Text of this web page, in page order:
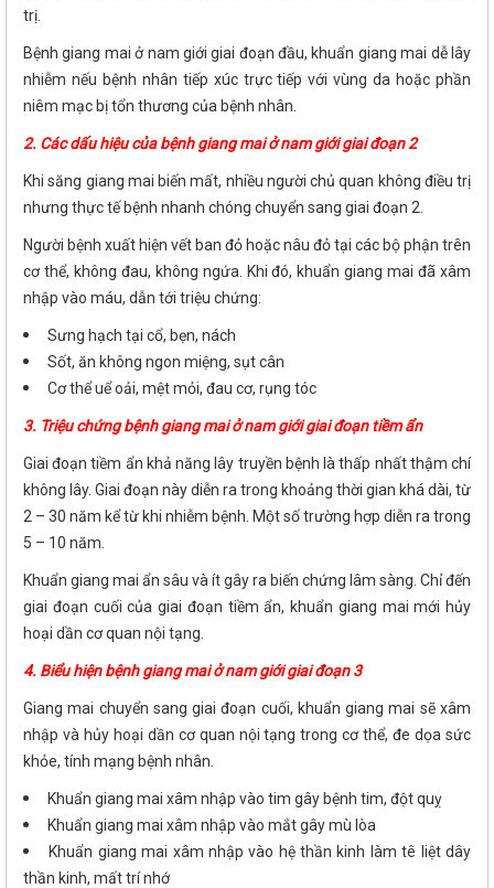
trị.
Bệnh giang mai ở nam giới giai đoạn đầu, khuẩn giang mai dễ lây
nhiễm nếu bệnh nhân tiếp xúc trực tiếp với vùng da hoặc phần
niêm mạc bị tổn thương của bệnh nhân.
2. Các dấu hiệu của bệnh giang mai ở nam giới giai đoạn 2
Khi săng giang mai biến mất, nhiều người chủ quan không điều trị
nhưng thực tế bệnh nhanh chóng chuyển sang giai đoạn 2.
Người bệnh xuất hiện vết ban đỏ hoặc nâu đỏ tại các bộ phận trên
cơ thể, không đau, không ngứa. Khi đó, khuẩn giang mai đã xâm
nhập vào máu, dẫn tới triệu chứng:
Sưng hạch tại cổ, bẹn, nách
Sốt, ăn không ngon miệng, sụt cân
Cơ thể uể oải, mệt mỏi, đau cơ, rụng tóc
3. Triệu chứng bệnh giang mai ở nam giới giai đoạn tiềm ẩn
Giai đoạn tiềm ẩn khả năng lây truyền bệnh là thấp nhất thậm chí
không lây. Giai đoạn này diễn ra trong khoảng thời gian khá dài, từ
2 – 30 năm kể từ khi nhiễm bệnh. Một số trường hợp diễn ra trong
5 – 10 năm.
Khuẩn giang mai ẩn sâu và ít gây ra biến chứng lâm sàng. Chỉ đến
giai đoạn cuối của giai đoạn tiềm ẩn, khuẩn giang mai mới hủy
hoại dần cơ quan nội tạng.
4. Biểu hiện bệnh giang mai ở nam giới giai đoạn 3
Giang mai chuyển sang giai đoạn cuối, khuẩn giang mai sẽ xâm
nhập và hủy hoại dần cơ quan nội tạng trong cơ thể, đe dọa sức
khỏe, tính mạng bệnh nhân.
Khuẩn giang mai xâm nhập vào tim gây bệnh tim, đột quỵ
Khuẩn giang mai xâm nhập vào mắt gây mù lòa
Khuẩn giang mai xâm nhập vào hệ thần kinh làm tê liệt dây
thần kinh, mất trí nhớ